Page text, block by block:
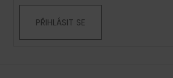
PŘIHLÁSIT SE